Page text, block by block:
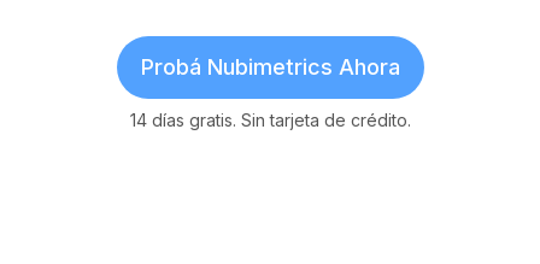
Probá Nubimetrics Ahora
14 días gratis. Sin tarjeta de crédito.